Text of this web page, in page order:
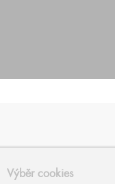
Výběr cookies